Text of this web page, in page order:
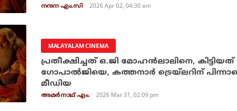
നന്ദന എം.സി 2026 Apr 02, 04:30 am
MALAYALAM CINEMA
പ്രതീക്ഷിച്ചത് ഒ.ജി മോഹന്‍ലാലിനെ,
ഗോപാല്‍ജിയെ, കത്തനാര്‍ ട്രെയ്‌ലറിന്
മീഡിയ
അമര്‍നാഥ് എം. 2026 Mar 31, 02:09 pm